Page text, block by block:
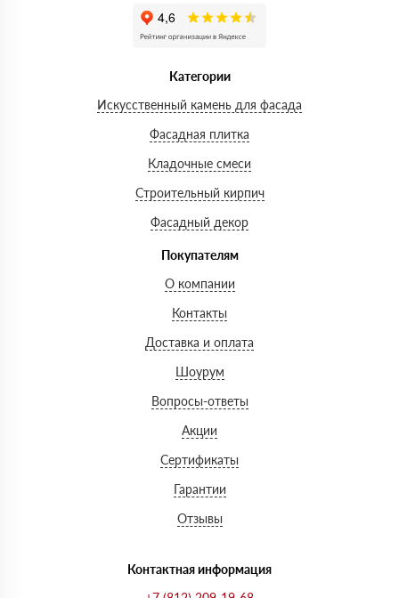
Категории
Искусственный камень для фасада
Фасадная плитка
Кладочные смеси
Строительный кирпич
Фасадный декор
Покупателям
О компании
Контакты
Доставка и оплата
Шоурум
Вопросы-ответы
Акции
Сертификаты
Гарантии
Отзывы
Контактная информация